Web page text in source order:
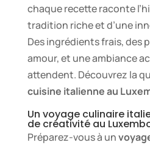
chaque recette raconte
tradition riche et d’une
Des ingrédients frais, des
amour, et une ambiance
attendent. Découvrez la
cuisine italienne au
Un voyage culinaire
de créativité au
Préparez-vous à un